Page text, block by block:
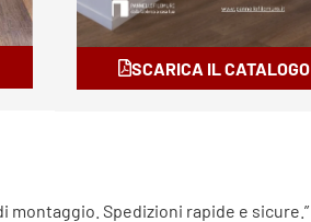
SCARICA IL
Spedizioni rapide e